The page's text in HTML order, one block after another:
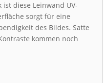
diese Leinwand UV-
sorgt für eine
des Bildes. Satte
kommen noch